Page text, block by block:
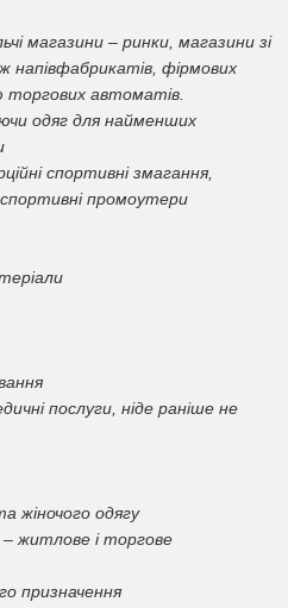
магазини – ринки, магазини зі
фірмових
автоматів.
одяг для найменших
спортивні змагання,
спортивні промоутери
послуги, ніде раніше не
жіночого одягу
– житлове і торгове
призначення